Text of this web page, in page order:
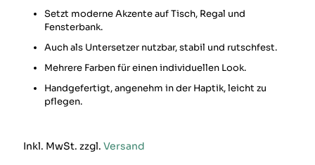
Setzt moderne Akzente auf Tisch, Regal und
Fensterbank.
Auch als Untersetzer nutzbar, stabil und rutschfest.
Mehrere Farben für einen individuellen Look.
Handgefertigt, angenehm in der Haptik, leicht zu
pflegen.
Inkl. MwSt. zzgl. Versand